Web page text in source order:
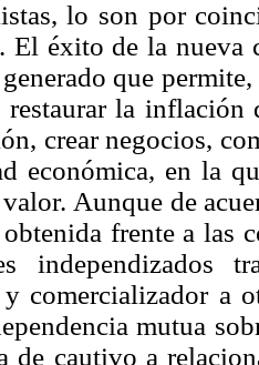
lo son por
El éxito de la nueva
generado que
restaurar la
crear negocios,
económica, en la
valor. Aunque de
frente a las
independizados
comercializador a
mutua
de cautivo a